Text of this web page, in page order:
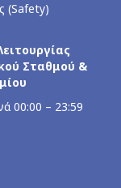
(Safety)
Σταθμού &
00:00 – 23:59